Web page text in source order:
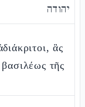
יהודה
ἃς
τῆς